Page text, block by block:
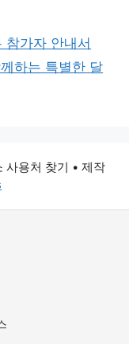
가자 안내서
하는 특별한 달
용처 찾기 • 제작